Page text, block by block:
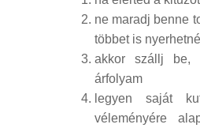
ne maradj benne
többet is nyerhetnél
akkor szállj be,
árfolyam
legyen saját
véleményére